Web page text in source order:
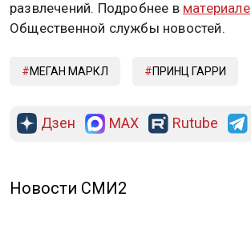
развлечений. Подробнее в материале
Общественной службы новостей.
МЕГАН МАРКЛ ПРИНЦ ГАРРИ
Дзен MAX Rutube
Новости СМИ2